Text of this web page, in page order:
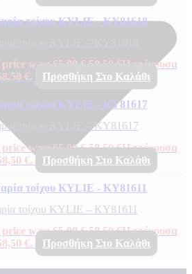
was: 65,00 €. 58,50 €Η τρέχουσα
€.
Προσθήκη Στο Καλάθι
τοίχου KYLIE – KY81617
was: 65,00 €.58,50€Η τρέχουσα
€.
Προσθήκη Στο Καλάθι
τοίχου KYLIE – KY81611
was: 65,00 €.58,50€Η τρέχουσα
€.
Προσθήκη Στο Καλάθι